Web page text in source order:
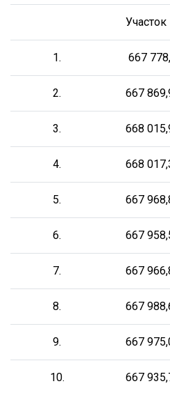
Участок
1. 667
2. 667
3. 668
4. 668
5. 667
6. 667
7. 667
8. 667
9. 667
10. 667